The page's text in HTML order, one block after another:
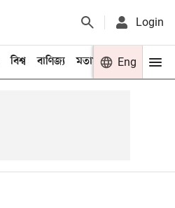
Login
বিশ্ব বাণিজ্য মতামত খেলা
Eng